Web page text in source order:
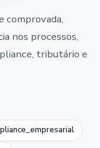
comprovada,
nos processos,
tributário e